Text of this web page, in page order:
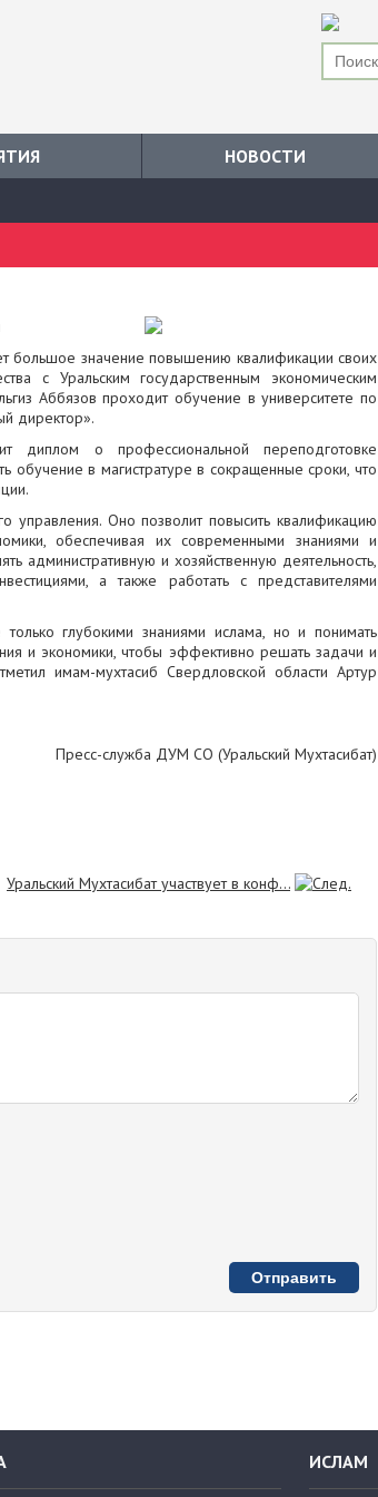
НОВОСТИ
большое значение повышению квалификации своих
с Уральским государственным экономическим
Аббязов проходит обучение в университете по
директор».
диплом о профессиональной переподготовке
обучение в магистратуре в сокращенные сроки, что
управления. Оно позволит повысить квалификацию
обеспечивая их современными знаниями и
административную и хозяйственную деятельность,
а также работать с представителями
глубокими знаниями ислама, но и понимать
и экономики, чтобы эффективно решать задачи и
имам-мухтасиб Свердловской области Артур
Пресс-служба ДУМ СО (Уральский Мухтасибат)
Уральский Мухтасибат участвует в конф...
ИСЛАМ